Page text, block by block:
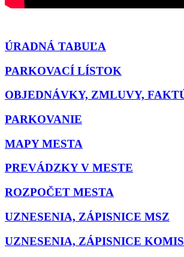
ÚRADNÁ TABUĽA
PARKOVACÍ LÍSTOK
OBJEDNÁVKY, ZMLUVY,
PARKOVANIE
MAPY MESTA
PREVÁDZKY V MESTE
ROZPOČET MESTA
UZNESENIA, ZÁPISNICE MSZ
UZNESENIA, ZÁPISNICE